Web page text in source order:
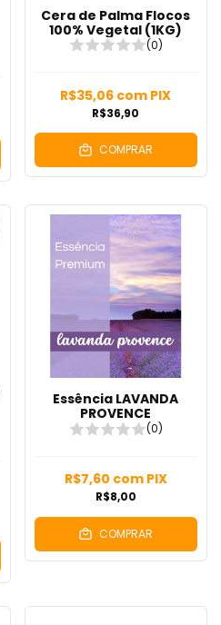
Cera de Palma Flocos
100% Vegetal (1KG)
(0)
R$36,90
R$35,06 com PIX
COMPRAR
Essência LAVANDA
PROVENCE
(0)
R$8,00
R$7,60 com PIX
COMPRAR